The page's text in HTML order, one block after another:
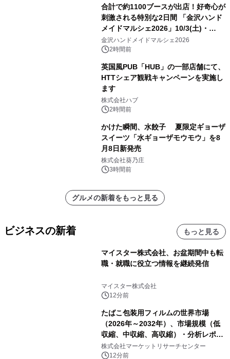
合計で約1100ブースが出店！好奇心が
刺激される特別な2日間 「金沢ハンド
メイドマルシェ2026」10/3(土)・
10/4(日)開催
金沢ハンドメイドマルシェ2026
2時間前
英国風PUB「HUB」の一部店舗にて、
HTTシェア観戦キャンペーンを実施し
ます
株式会社ハブ
2時間前
かけた瞬間、水餃子 夏限定ギョーザ
スイーツ「水ギョーザモウモウ」を8
月8日新発売
株式会社葵乃庄
3時間前
グルメの新着をもっと見る
ビジネスの新着 もっと見る
マイスター株式会社、お盆期間中も転
職・就職に役立つ情報を継続発信
マイスター株式会社
12分前
たばこ包装用フィルムの世界市場
（2026年～2032年）、市場規模（低
収縮、中収縮、高収縮）・分析レポー
トを発表
株式会社マーケットリサーチセンター
12分前